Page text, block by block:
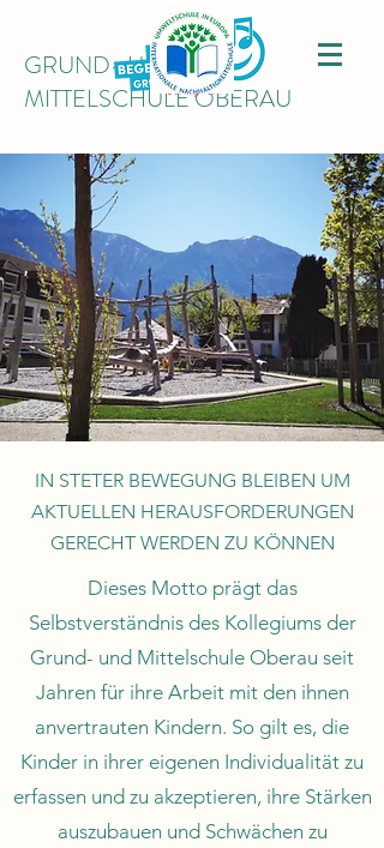
GRUND- UND
MITTELSCHULE OBERAU
IN STETER BEWEGUNG BLEIBEN UM
AKTUELLEN HERAUSFORDERUNGEN
GERECHT WERDEN ZU KÖNNEN
Dieses Motto prägt das
Selbstverständnis des Kollegiums der
Grund- und Mittelschule Oberau seit
Jahren für ihre Arbeit mit den ihnen
anvertrauten Kindern. So gilt es, die
Kinder in ihrer eigenen Individualität zu
erfassen und zu akzeptieren, ihre Stärken
auszubauen und Schwächen zu